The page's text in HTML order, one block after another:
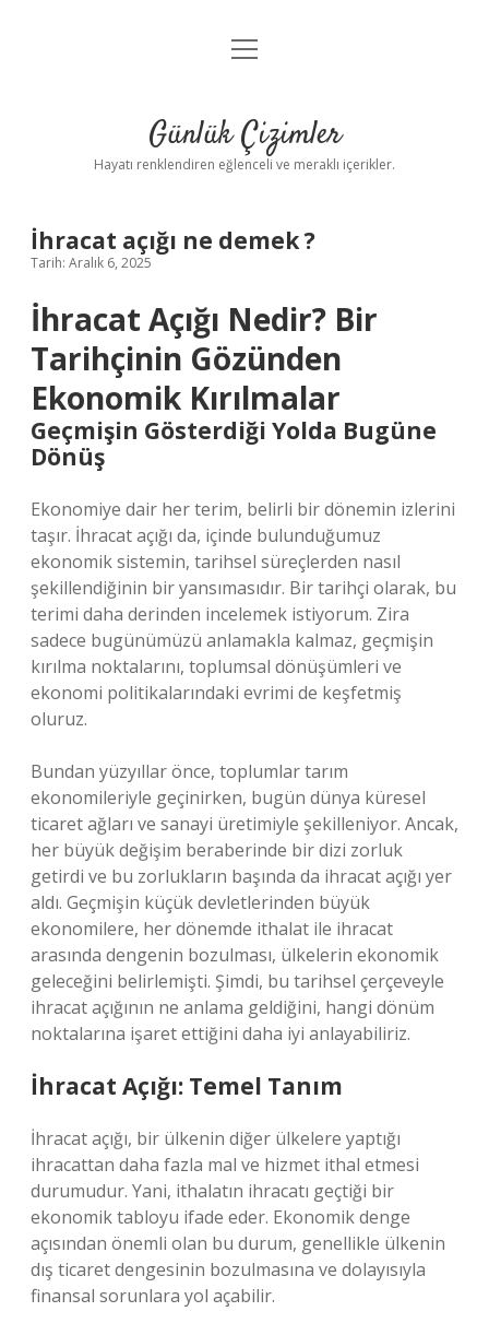
Anasayfa
Yasal Uyarı
menüyü
Günlük Çizimler
Hayatı renklendiren eğlenceli ve meraklı içerikler.
İhracat açığı ne demek ?
Tarih: Aralık 6, 2025
İhracat Açığı Nedir? Bir
Tarihçinin Gözünden
Ekonomik Kırılmalar
Geçmişin Gösterdiği Yolda Bugüne
Dönüş
Ekonomiye dair her terim, belirli bir dönemin izlerini
taşır. İhracat açığı da, içinde bulunduğumuz
ekonomik sistemin, tarihsel süreçlerden nasıl
şekillendiğinin bir yansımasıdır. Bir tarihçi olarak, bu
terimi daha derinden incelemek istiyorum. Zira
sadece bugünümüzü anlamakla kalmaz, geçmişin
kırılma noktalarını, toplumsal dönüşümleri ve
ekonomi politikalarındaki evrimi de keşfetmiş
oluruz.
Bundan yüzyıllar önce, toplumlar tarım
ekonomileriyle geçinirken, bugün dünya küresel
ticaret ağları ve sanayi üretimiyle şekilleniyor. Ancak,
her büyük değişim beraberinde bir dizi zorluk
getirdi ve bu zorlukların başında da ihracat açığı yer
aldı. Geçmişin küçük devletlerinden büyük
ekonomilere, her dönemde ithalat ile ihracat
arasında dengenin bozulması, ülkelerin ekonomik
geleceğini belirlemişti. Şimdi, bu tarihsel çerçeveyle
ihracat açığının ne anlama geldiğini, hangi dönüm
noktalarına işaret ettiğini daha iyi anlayabiliriz.
İhracat Açığı: Temel Tanım
İhracat açığı, bir ülkenin diğer ülkelere yaptığı
ihracattan daha fazla mal ve hizmet ithal etmesi
durumudur. Yani, ithalatın ihracatı geçtiği bir
ekonomik tabloyu ifade eder. Ekonomik denge
açısından önemli olan bu durum, genellikle ülkenin
dış ticaret dengesinin bozulmasına ve dolayısıyla
finansal sorunlara yol açabilir.